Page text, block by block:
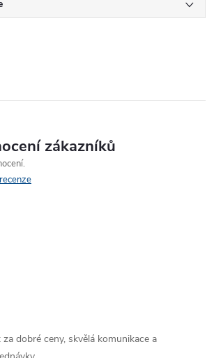
zákazníků
dobré ceny, skvělá komunikace a